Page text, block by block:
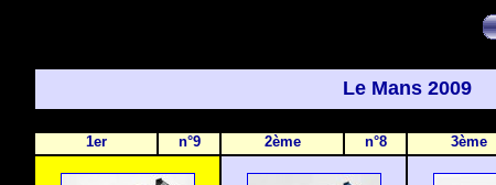
Le Mans 2009
1er n°9 2ème n°8 3ème